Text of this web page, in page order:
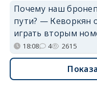
Почему наш
пути? — Кеворкян
играть вторым
18:08 4 2615